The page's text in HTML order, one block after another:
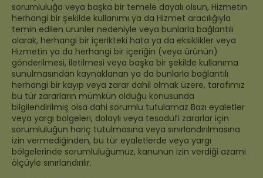
sorumluluğa veya başka bir temele dayalı olsun, Hizmetin
herhangi bir şekilde kullanımı ya da Hizmet aracılığıyla
temin edilen ürünler nedeniyle veya bunlarla bağlantılı
olarak, herhangi bir içerikteki hata ya da eksiklikler veya
Hizmetin ya da herhangi bir içeriğin (veya ürünün)
gönderilmesi, iletilmesi veya başka bir şekilde kullanıma
sunulmasından kaynaklanan ya da bunlarla bağlantılı
herhangi bir kayıp veya zarar dahil olmak üzere, tarafımız
bu tür zararların mümkün olduğu konusunda
bilgilendirilmiş olsa dahi sorumlu tutulamaz Bazı eyaletler
veya yargı bölgeleri, dolaylı veya tesadüfi zararlar için
sorumluluğun hariç tutulmasına veya sınırlandırılmasına
izin vermediğinden, bu tür eyaletlerde veya yargı
bölgelerinde sorumluluğumuz, kanunun izin verdiği azami
ölçüyle sınırlandırılır.